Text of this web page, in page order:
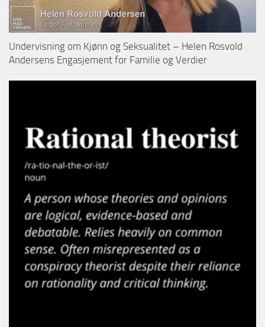
Undervisning om Kjønn og Seksualitet – Helen Rosvold
Andersens Engasjement for Familie og Verdier